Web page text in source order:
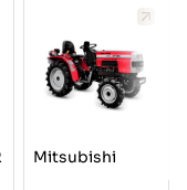
Mitsubishi